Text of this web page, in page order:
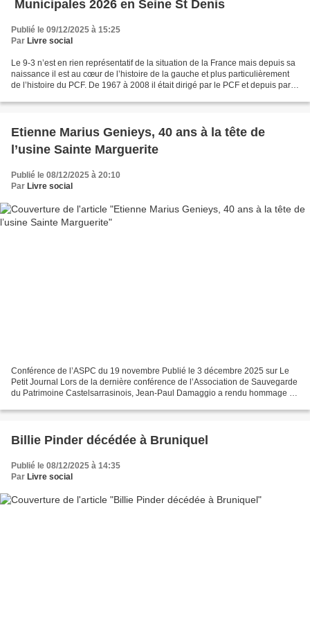
Municipales 2026 en Seine St Denis
Publié le 09/12/2025 à 15:25
Par Livre social
Le 9-3 n’est en rien représentatif de la situation de la France mais depuis sa
naissance il est au cœur de l’histoire de la gauche et plus particulièrement
de l’histoire du PCF. De 1967 à 2008 il était dirigé par le PCF et depuis par
Etienne Marius Genieys, 40 ans à la tête de
l’usine Sainte Marguerite
Publié le 08/12/2025 à 20:10
Par Livre social
Conférence de l’ASPC du 19 novembre Publié le 3 décembre 2025 sur Le
Petit Journal Lors de la dernière conférence de l’Association de Sauvegarde
du Patrimoine Castelsarrasinois, Jean-Paul Damaggio a rendu hommage à
Billie Pinder décédée à Bruniquel
Publié le 08/12/2025 à 14:35
Par Livre social